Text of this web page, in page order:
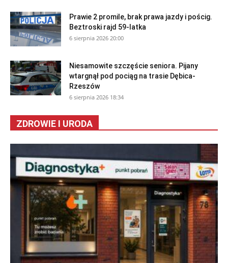
Prawie 2 promile, brak prawa jazdy i pościg.
Beztroski rajd 59-latka
6 sierpnia 2026 20:00
Niesamowite szczęście seniora. Pijany
wtargnął pod pociąg na trasie Dębica-
Rzeszów
6 sierpnia 2026 18:34
ZDROWIE I URODA